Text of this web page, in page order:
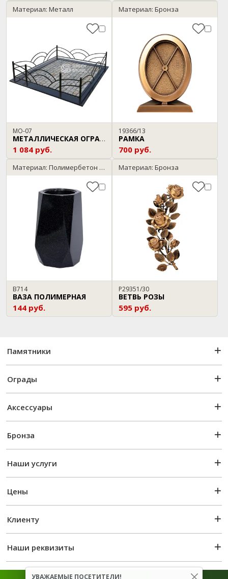
Материал: Металл
МО-07
МЕТАЛЛИЧЕСКАЯ ОГРАДА
1 084 руб.
Материал: Бронза
19366/13
РАМКА
700 руб.
Материал: Полимербетон / темный гранит
В714
ВАЗА ПОЛИМЕРНАЯ
144 руб.
Материал: Бронза
P29351/30
ВЕТВЬ РОЗЫ
595 руб.
Памятники
Ограды
Аксессуары
Бронза
Наши услуги
Цены
Клиенту
Наши реквизиты
УВАЖАЕМЫЕ ПОСЕТИТЕЛИ!